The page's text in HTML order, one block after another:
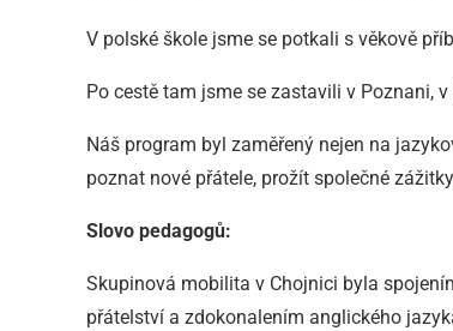
V polské škole jsme se potkali s věkově
Po cestě tam jsme se zastavili v Poznani,
Náš program byl zaměřený nejen na
poznat nové přátele, prožít společné
Slovo pedagogů:
Skupinová mobilita v Chojnici byla
přátelství a zdokonalením anglického